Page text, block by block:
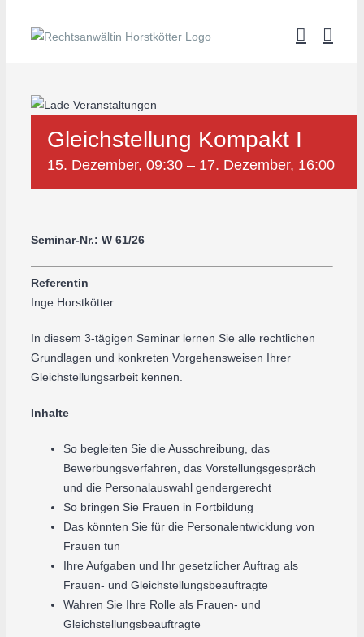
Inhalt
Gleichstellung Kompakt I
15. Dezember, 09:30 – 17. Dezember, 16:00
Seminar-Nr.: W 61/26
Referentin
Inge Horstkötter
In diesem 3-tägigen Seminar lernen Sie alle rechtlichen
Grundlagen und konkreten Vorgehensweisen Ihrer
Gleichstellungsarbeit kennen.
Inhalte
So begleiten Sie die Ausschreibung, das
Bewerbungsverfahren, das Vorstellungsgespräch
und die Personalauswahl gendergerecht
So bringen Sie Frauen in Fortbildung
Das könnten Sie für die Personalentwicklung von
Frauen tun
Ihre Aufgaben und Ihr gesetzlicher Auftrag als
Frauen- und Gleichstellungsbeauftragte
Wahren Sie Ihre Rolle als Frauen- und
Gleichstellungsbeauftragte